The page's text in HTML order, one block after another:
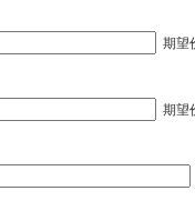
期望
期望